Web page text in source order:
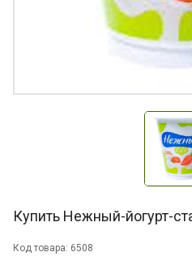
Купить Нежный-йогурт-
Код товара: 6508